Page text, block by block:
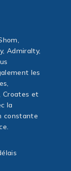
Admiralty,
les
Croates et
la
constante